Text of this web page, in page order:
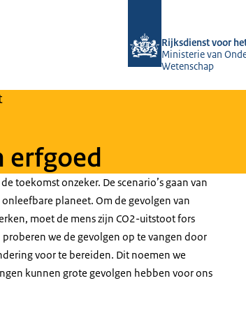
Rijksdienst voor
Ministerie van
Wetenschap
erfgoed
toekomst onzeker. De scenario’s gaan van
planeet. Om de gevolgen van
moet de mens zijn CO2-uitstoot fors
we de gevolgen op te vangen door
voor te bereiden. Dit noemen we
kunnen grote gevolgen hebben voor ons